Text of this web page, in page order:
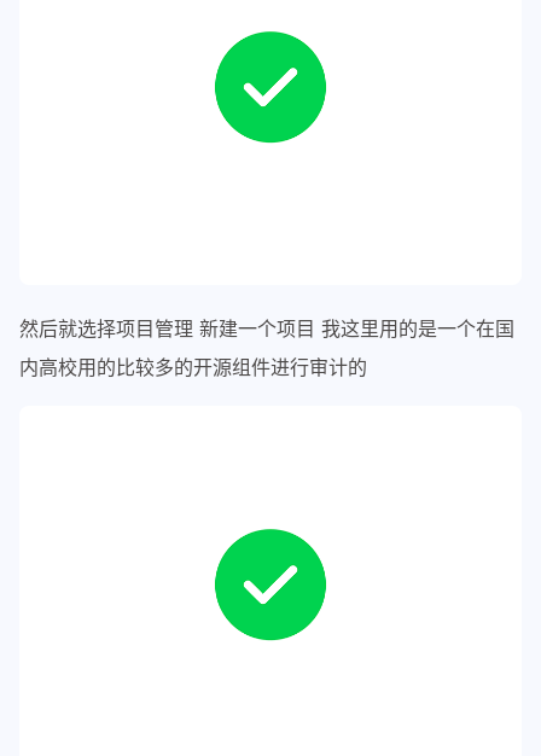
然后就选择项目管理 新建一个项目 我这里用的是一个在国
内高校用的比较多的开源组件进行审计的